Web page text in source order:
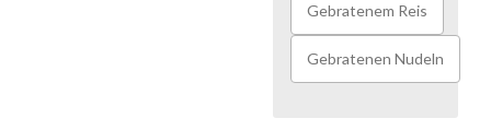
Gebratenem Reis
Gebratenen Nudeln